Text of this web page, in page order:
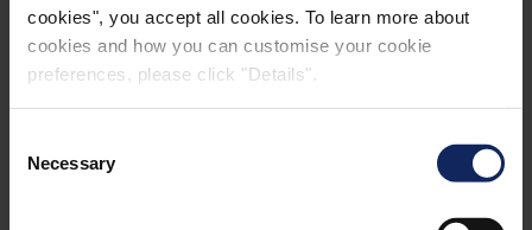
cookies", you accept all cookies. To learn more about
cookies and how you can customise your cookie
preferences, please click "Details".
Selection
Necessary
Tamanhos
Largura: 1,52 m (45,4 pol.)
Comprimento: 61 m (200 pés)
Embalagem: 10 rolos por palete, cada rolo em película
transparente